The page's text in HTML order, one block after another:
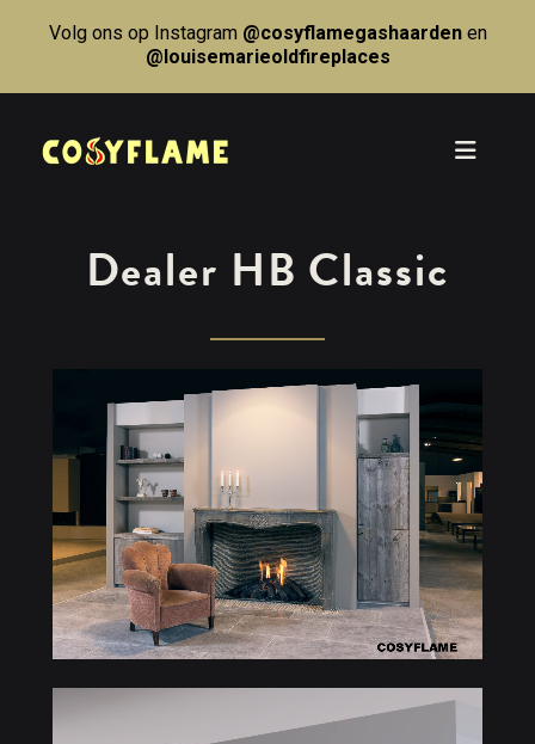
Volg ons op Instagram @cosyflamegashaardenen
@louisemarieoldfireplaces
Dealer HB Classic